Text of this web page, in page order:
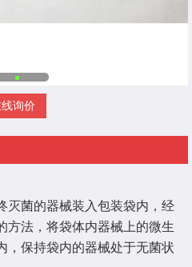
询价
灭菌的器械装入包装袋内，经
方法，将袋体内器械上的微生
，保持袋内的器械处于无菌状